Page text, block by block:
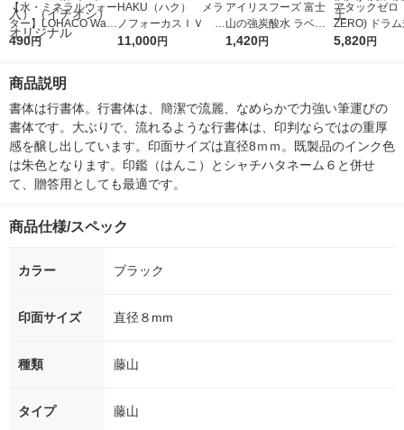
【水・ミネラルウォー
ター】LOHACO Wate
r（ロハコウォータ
シ） オリジナル
490円
HAKU（ハク） メラ
ノフォーカスＩＶ 4
5ｇ 資生堂 おまけ
11,000円
アイリスフーズ 富士
山の強炭酸水 ラベル
レス 500ml 1箱（24
1,420円
アタックゼロ
ZERO) ドラ
詰め替え メガ
5,820円
商品説明
書体は行書体。行書体は、簡潔で流麗、なめらかで力強い筆運びの
書体です。大ぶりで、流れるような行書体は、印判ならではの重厚
感を醸し出しています。印面サイズは直径8ｍｍ。既製品のインク色
は朱色となります。印鑑（はんこ）とシャチハタネーム６と併せ
て、贈答用としても最適です。
商品仕様/スペック
カラー ブラック
印面サイズ 直径８mm
種類 藤山
タイプ 藤山